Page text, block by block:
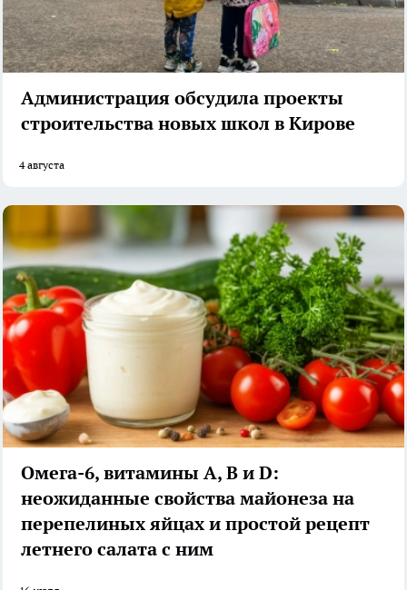
Администрация обсудила проекты
строительства новых школ в Кирове
4 августа
Омега-6, витамины А, В и D:
неожиданные свойства майонеза на
перепелиных яйцах и простой рецепт
летнего салата с ним